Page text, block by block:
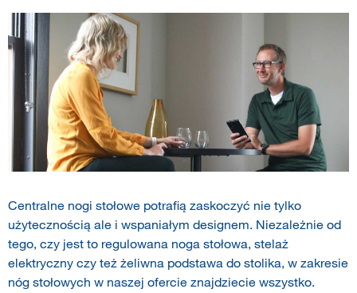
Centralne nogi stołowe potrafią zaskoczyć nie tylko
użytecznością ale i wspaniałym designem. Niezależnie od
tego, czy jest to regulowana noga stołowa, stelaż
elektryczny czy też żeliwna podstawa do stolika, w zakresie
nóg stołowych w naszej ofercie znajdziecie wszystko.